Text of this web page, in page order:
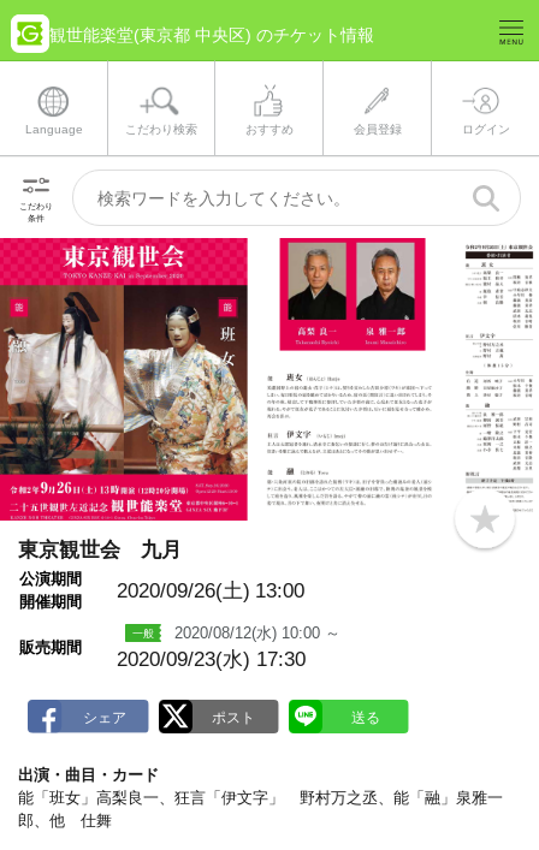
観世能楽堂(東京都 中央区) のチケット情報
Language こだわり検索 おすすめ 会員登録 ログイン
こだわり
条件
b
o
東京観世会 九月
公演期間
開催期間
2020/09/26(土) 13:00
販売期間
2020/08/12(水) 10:00 ～
2020/09/23(水) 17:30
出演・曲目・カード
能「班女」高梨良一、狂言「伊文字」 野村万之丞、能「融」泉雅一
郎、他 仕舞